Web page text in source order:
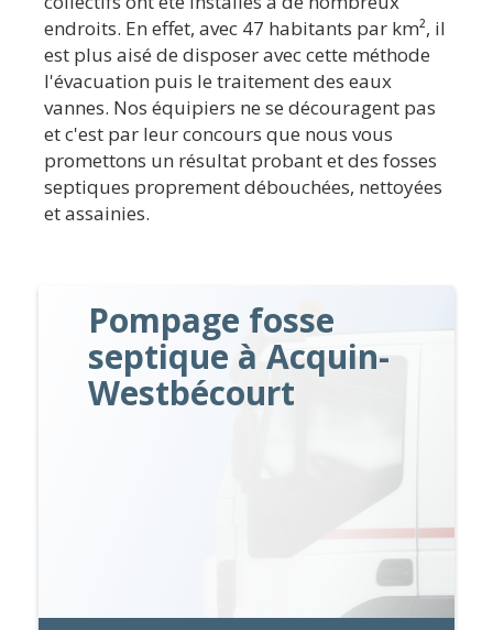
endroits. En effet, avec 47 habitants par km², il
est plus aisé de disposer avec cette méthode
l'évacuation puis le traitement des eaux
vannes. Nos équipiers ne se découragent pas
et c'est par leur concours que nous vous
promettons un résultat probant et des fosses
septiques proprement débouchées, nettoyées
et assainies.
Pompage fosse
septique à Acquin-
Westbécourt